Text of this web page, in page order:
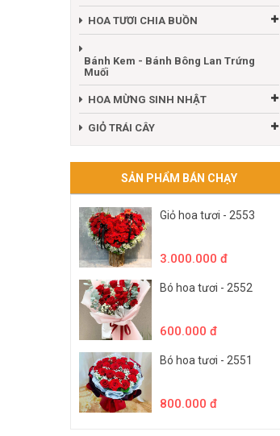
HOA TƯƠI CHIA BUỒN
Bánh Kem - Bánh Bông Lan Trứng
Muối
HOA MỪNG SINH NHẬT
GIỎ TRÁI CÂY
SẢN PHẨM BÁN CHẠY
Giỏ hoa tươi - 2553
3.000.000 đ
Bó hoa tươi - 2552
600.000 đ
Bó hoa tươi - 2551
800.000 đ